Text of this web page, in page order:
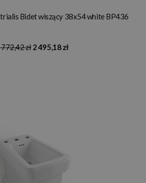
Bidet wiszący 38x54 white BP436
zł 2 495,18 zł